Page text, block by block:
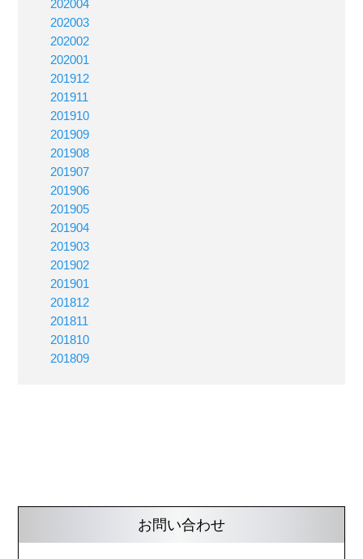
202004
202003
202002
202001
201912
201911
201910
201909
201908
201907
201906
201905
201904
201903
201902
201901
201812
201811
201810
201809
お問い合わせ